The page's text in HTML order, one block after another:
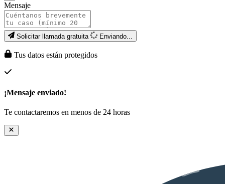
Mensaje
Solicitar llamada gratuita Enviando...
Tus datos están protegidos
¡Mensaje enviado!
Te contactaremos en menos de 24 horas